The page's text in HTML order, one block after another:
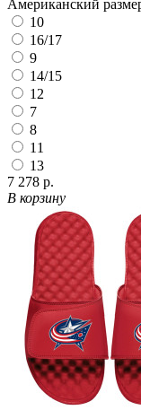
Американский
10
16/17
9
14/15
12
7
8
11
13
7 278 р.
В корзину